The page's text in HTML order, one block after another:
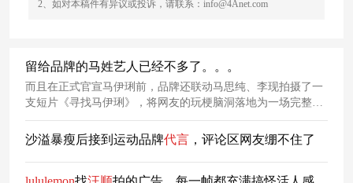
2、如对本稿件有异议或投诉，请联系：info@4Anet.com
留给品牌的马姓艺人已经不多了。。。
而且在正式官宣马伊琍前，品牌还联动马思纯、李现拍摄了一
支短片《寻找马伊琍》，将网友的玩梗脑洞落地为一场完整的
营销事件。
沙溢暴瘦后接到运动品牌代言 ，评论区网友绷不住了